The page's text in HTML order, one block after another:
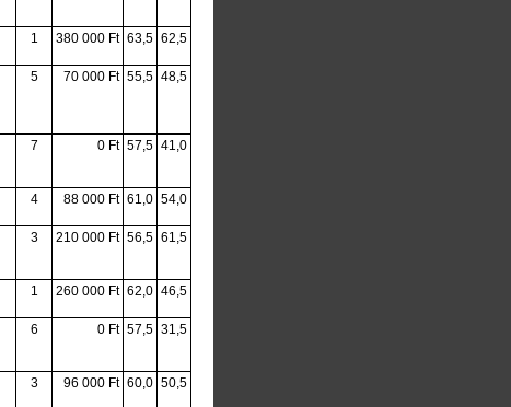
1 380 000 Ft 63,5 62,5
5 70 000 Ft 55,5 48,5
7 0 Ft 57,5 41,0
4 88 000 Ft 61,0 54,0
3 210 000 Ft 56,5 61,5
1 260 000 Ft 62,0 46,5
6 0 Ft 57,5 31,5
3 96 000 Ft 60,0 50,5